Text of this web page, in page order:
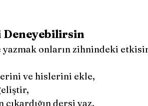
Deneyebilirsin
onların zihnindeki
ve hislerini ekle,
dersi yaz.